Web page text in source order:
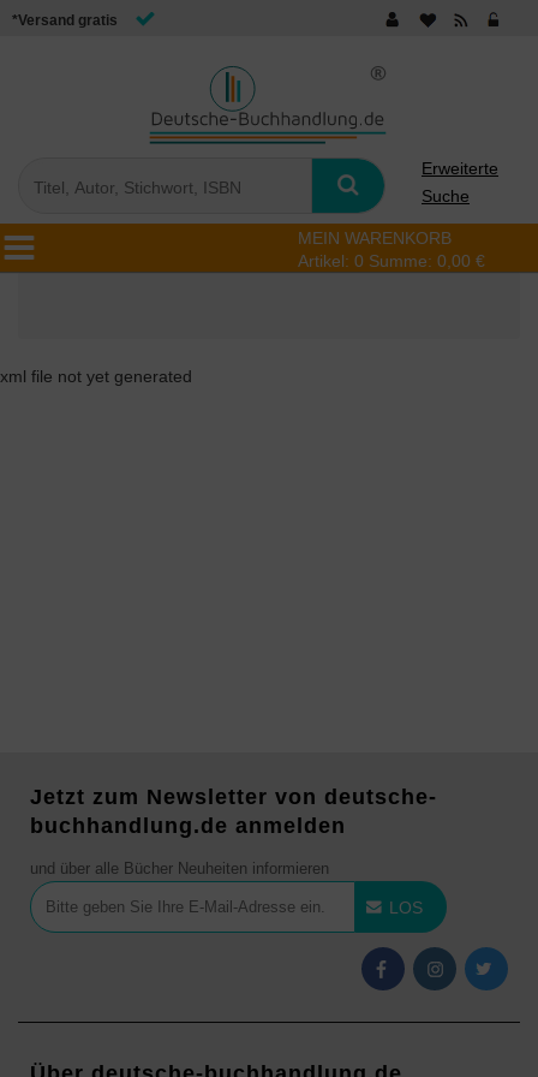
*Versand gratis
Erweiterte
Suche
MEIN WARENKORB
Artikel: 0 Summe: 0,00 €
xml file not yet generated
Jetzt zum Newsletter von deutsche-
buchhandlung.de anmelden
und über alle Bücher Neuheiten informieren
LOS